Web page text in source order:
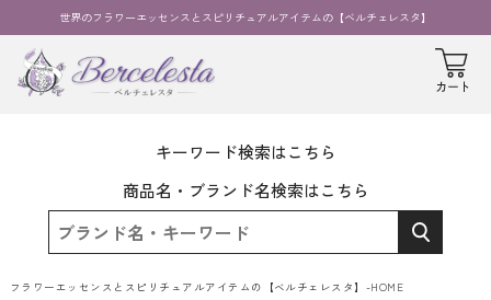
世界のフラワーエッセンスとスピリチュアルアイテムの【ベルチェレスタ】
キーワード検索はこちら
商品名・ブランド名検索はこちら
フラワーエッセンスとスピリチュアルアイテムの【ベルチェレスタ】-HOME